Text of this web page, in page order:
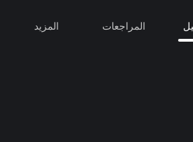
المراجعات المزيد